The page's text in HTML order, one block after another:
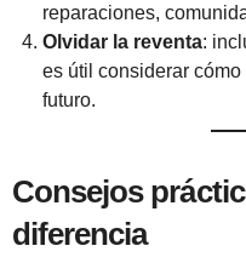
reparaciones,
Olvidar la reventa:
es útil considerar
futuro.
Consejos
diferencia